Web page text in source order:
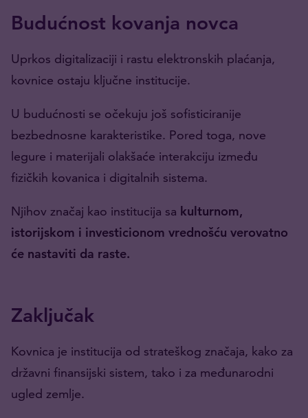
Budućnost kovanja novca
Uprkos digitalizaciji i rastu elektronskih plaćanja,
kovnice ostaju ključne institucije.
U budućnosti se očekuju još sofisticiranije
bezbednosne karakteristike. Pored toga, nove
legure i materijali olakšaće interakciju između
fizičkih kovanica i digitalnih sistema.
Njihov značaj kao institucija sa kulturnom,
istorijskom i investicionom vrednošću verovatno
će nastaviti da raste.
Zaključak
Kovnica je institucija od strateškog značaja, kako za
državni finansijski sistem, tako i za međunarodni
ugled zemlje.